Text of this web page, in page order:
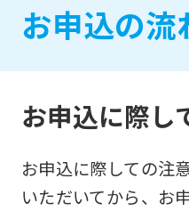
お申込の流
お申込に際し
お申込に際しての注
いただいてから、お